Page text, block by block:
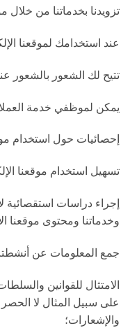
تزويدنا بخدماتنا من خلال
عند استخدامك لموقعنا
تتيح لك الشعور بالشعور
يمكن لموظفي خدمة العملاء
إحصائيات حول استخدام
تسهيل استخدام موقعنا
إجراء دراسات استقصائية
وخدماتنا ومحتوى موقعنا
جمع المعلومات عن أنشطتنا
الامتثال للقوانين
على سبيل المثال لا
والإشعارات؛